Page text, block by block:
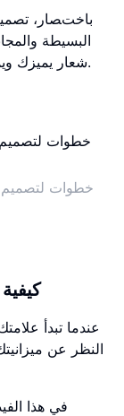
باختصار،
البسيطة
شعار يميزك ويمثل علامتك التجارية بأفضل طريقة ممكنة.
عندما تبدأ
النظر عن
في هذا